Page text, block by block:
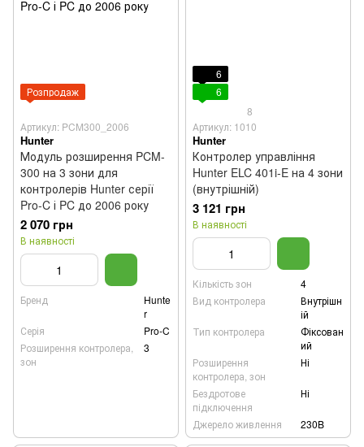
Розпродаж
Артикул: PCM300_2006
Hunter
Модуль розширення PCM-
300 на 3 зони для
контролерів Hunter серії
Pro-C і PC до 2006 року
2 070 грн
В наявності
Бренд
Hunte
r
Серія
Pro-C
Розширення контролера,
зон
3
6
6
8
Артикул: 1010
Hunter
Контролер управління
Hunter ELC 401i-E на 4 зони
(внутрішній)
3 121 грн
В наявності
Кількість зон
4
Вид контролера
Внутрішн
ій
Тип контролера
Фіксован
ий
Розширення
контролера, зон
Ні
Бездротове
підключення
Ні
Джерело живлення 230B